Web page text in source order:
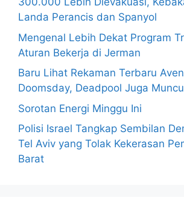
Landa Perancis dan Spanyol
Mengenal Lebih Dekat Program
Aturan Bekerja di Jerman
Baru Lihat Rekaman Terbaru
Doomsday, Deadpool Juga
Sorotan Energi Minggu Ini
Polisi Israel Tangkap Sembilan
Tel Aviv yang Tolak Kekerasan
Barat